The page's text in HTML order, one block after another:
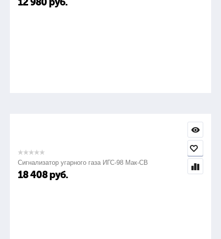
Сигнализатор угарного газа ИГС-98 Мак-СВ
18 408 руб.